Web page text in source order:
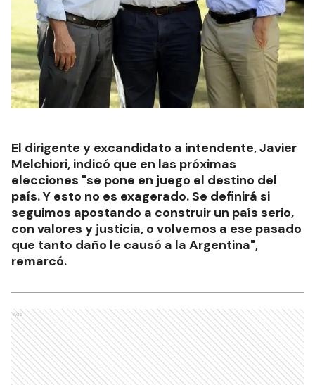
El dirigente y excandidato a intendente, Javier
Melchiori, indicó que en las próximas
elecciones "se pone en juego el destino del
país. Y esto no es exagerado. Se definirá si
seguimos apostando a construir un país serio,
con valores y justicia, o volvemos a ese pasado
que tanto daño le causó a la Argentina",
remarcó.
Ads